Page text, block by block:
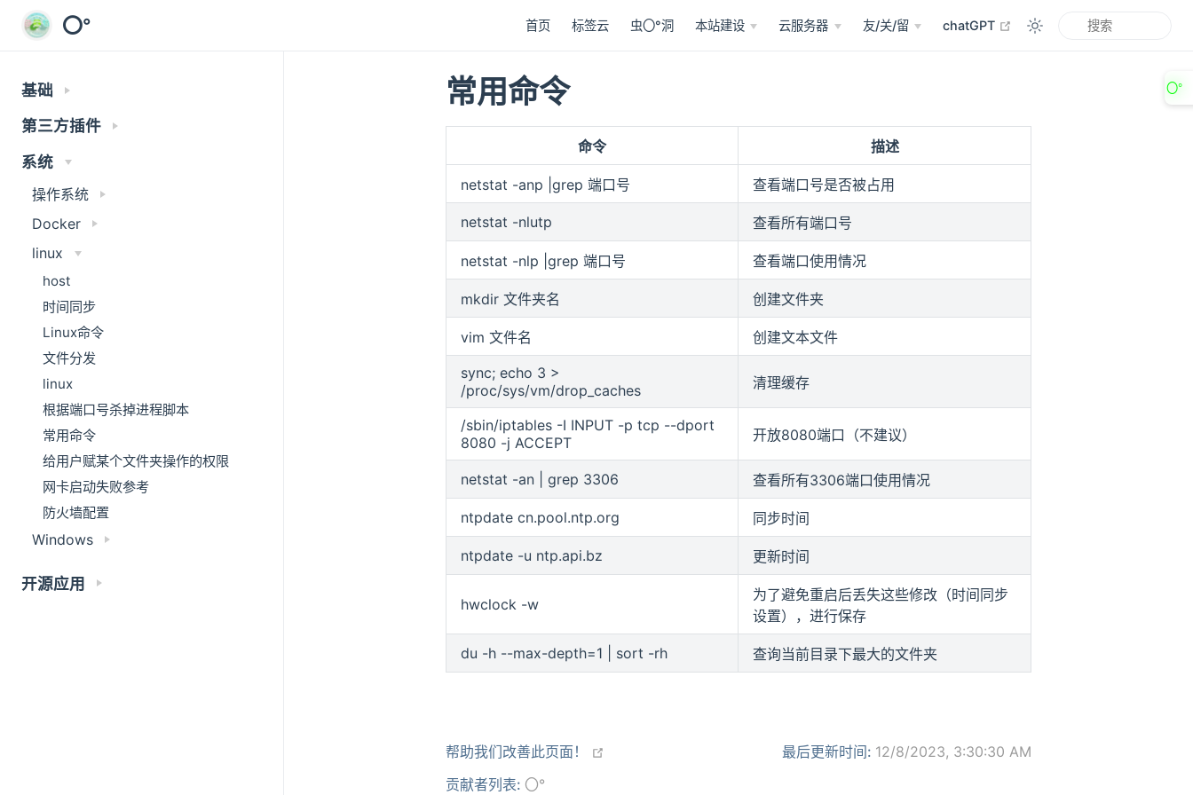
⭕° 首页 标签云 虫〇°洞 本站建设 云服务器 友/关/留 chatGPT open in new window
基础
第三方插件
系统
操作系统
Docker
linux
host
时间同步
Linux命令
文件分发
linux
根据端口号杀掉进程脚本
常用命令
给用户赋某个文件夹操作的权限
网卡启动失败参考
防火墙配置
Windows
开源应用
常用命令
命令 描述
netstat -anp |grep 端口号 查看端口号是否被占用
netstat -nlutp 查看所有端口号
netstat -nlp |grep 端口号 查看端口使用情况
mkdir 文件夹名 创建文件夹
vim 文件名
创建文本文件
sync; echo 3 >
/proc/sys/vm/drop_caches
清理缓存
/sbin/iptables -I INPUT -p tcp --dport
8080 -j ACCEPT
开放8080端口（不建议）
netstat -an | grep 3306 查看所有3306端口使用情况
ntpdate cn.pool.ntp.org 同步时间
ntpdate -u ntp.api.bz 更新时间
hwclock -w
为了避免重启后丢失这些修改（时间同步
设置），进行保存
du -h --max-depth=1 | sort -rh 查询当前目录下最大的文件夹
帮助我们改善此页面！ 最后更新时间: 12/8/2023, 3:30:30 AM
贡献者列表: 〇°
〇°